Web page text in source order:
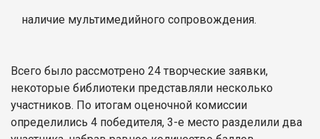
наличие мультимедийного сопровождения.
Всего было рассмотрено 24 творческие заявки,
некоторые библиотеки представляли несколько
участников. По итогам оценочной комиссии
определились 4 победителя, 3-е место разделили два